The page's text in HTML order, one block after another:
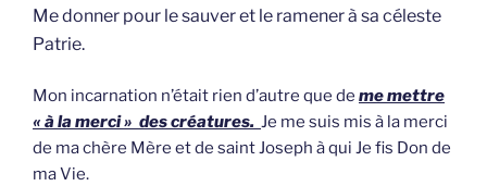
Me donner pour le sauver et le ramener à sa céleste
Patrie.
Mon incarnation n’était rien d’autre que de me mettre
« à la merci » des créatures. Je me suis mis à la merci
de ma chère Mère et de saint Joseph à qui Je fis Don de
ma Vie.